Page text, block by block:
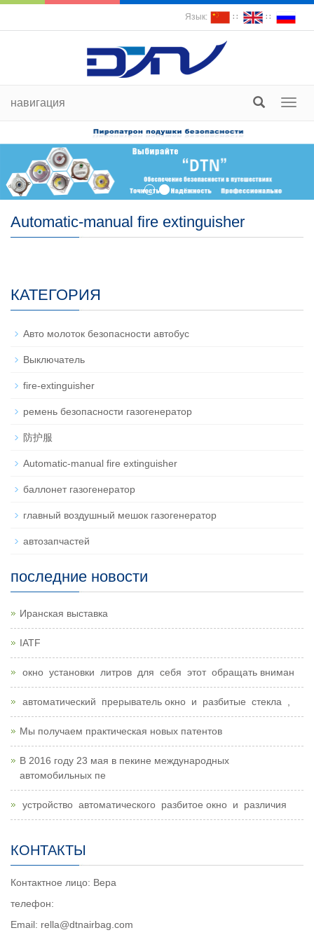
Язык: ∷ ∷
навигация
Automatic-manual fire extinguisher
КАТЕГОРИЯ
Авто молоток безопасности автобус
Выключатель
fire-extinguisher
ремень безопасности газогенератор
防护服
Automatic-manual fire extinguisher
баллонет газогенератор
главный воздушный мешок газогенератор
автозапчастей
последние новости
Иранская выставка
IATF
окно установки литров для себя этот обращать вниман
автоматический прерыватель окно и разбитые стекла ,
Мы получаем практическая новых патентов
В 2016 году 23 мая в пекине международных
автомобильных пе
устройство автоматического разбитое окно и различия
КОНТАКТЫ
Контактное лицо: Вера
телефон:
Email: rella@dtnairbag.com